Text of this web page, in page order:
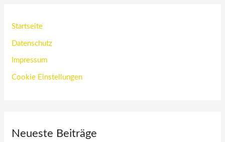
Startseite
Datenschutz
Impressum
Cookie Einstellungen
Neueste Beiträge